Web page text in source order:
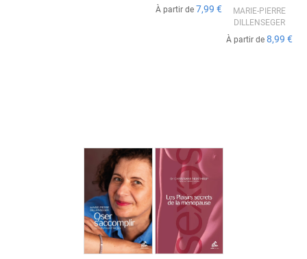
À partir de 7,99 €
MARIE-PIERRE
DILLENSEGER
À partir de8,99 €